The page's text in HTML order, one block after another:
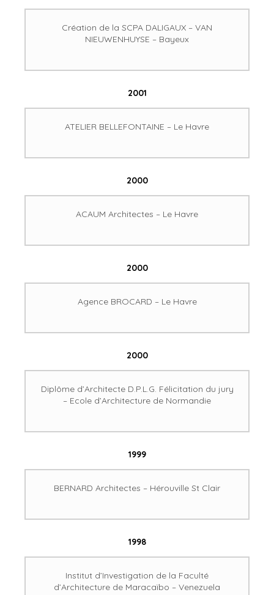
Création de la SCPA DALIGAUX – VAN
NIEUWENHUYSE – Bayeux
2001
ATELIER BELLEFONTAINE – Le Havre
2000
ACAUM Architectes – Le Havre
2000
Agence BROCARD – Le Havre
2000
Diplôme d’Architecte D.P.L.G. Félicitation du jury
– Ecole d’Architecture de Normandie
1999
BERNARD Architectes – Hérouville St Clair
1998
Institut d’Investigation de la Faculté
d’Architecture de Maracaïbo – Venezuela